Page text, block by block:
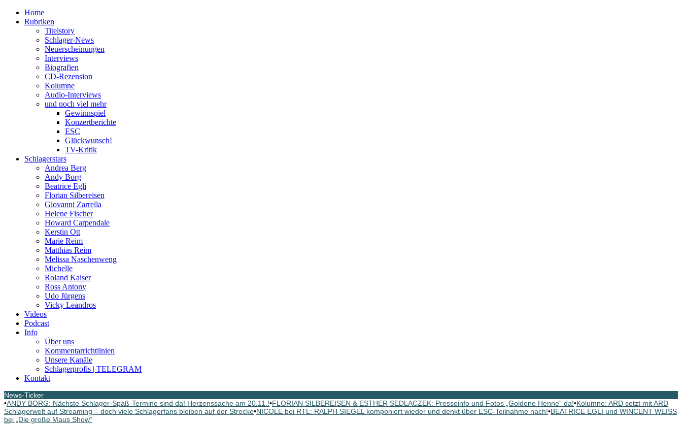
Home
Rubriken
Titelstory
Schlager-News
Neuerscheinungen
Interviews
Biografien
CD-Rezension
Kolumne
Audio-Interviews
und noch viel mehr
Gewinnspiel
Konzertberichte
ESC
Glückwunsch!
TV-Kritik
Schlagerstars
Andrea Berg
Andy Borg
Beatrice Egli
Florian Silbereisen
Giovanni Zarrella
Helene Fischer
Howard Carpendale
Kerstin Ott
Marie Reim
Matthias Reim
Melissa Naschenweng
Michelle
Roland Kaiser
Ross Antony
Udo Jürgens
Vicky Leandros
Videos
Podcast
Info
Über uns
Kommentarrichtlinien
Unsere Kanäle
Schlagerprofis | TELEGRAM
Kontakt
News-Ticker
•ANDY BORG: Nächste Schlager-Spaß-Termine sind da! Herzenssache am 20.11.!•FLORIAN SILBEREISEN & ESTHER SEDLACZEK: Presseinfo und Fotos „Goldene Henne“ da!•Kolumne: ARD setzt mit ARD
Schlagerwelt auf Streaming – doch viele Schlagerfans bleiben auf der Strecke•NICOLE bei RTL: RALPH SIEGEL komponiert wieder und denkt über ESC-Teilnahme nach!•BEATRICE EGLI und WINCENT WEISS
bei „Die große Maus Show“